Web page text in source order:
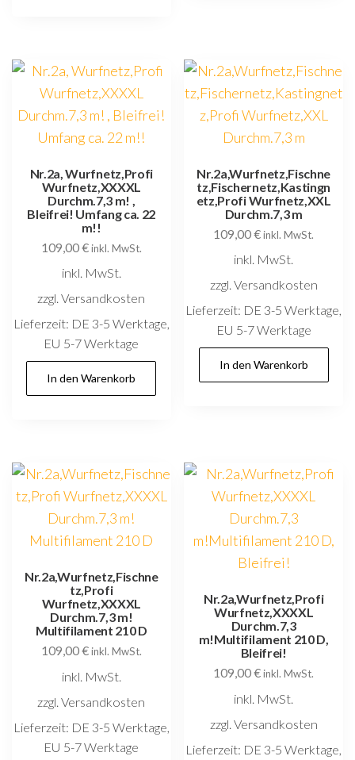
Nr.2a, Wurfnetz,Profi
Wurfnetz,XXXXL
Durchm.7,3 m! ,
Bleifrei! Umfang ca. 22
m!!
109,00€inkl. MwSt.
inkl. MwSt.
zzgl. Versandkosten
Lieferzeit: DE 3-5 Werktage,
EU 5-7 Werktage
In den Warenkorb
Nr.2a,Wurfnetz,Fischne
tz,Fischernetz,Kastingn
etz,Profi Wurfnetz,XXL
Durchm.7,3 m
109,00€inkl. MwSt.
inkl. MwSt.
zzgl. Versandkosten
Lieferzeit: DE 3-5 Werktage,
EU 5-7 Werktage
In den Warenkorb
Nr.2a,Wurfnetz,Fischne
tz,Profi
Wurfnetz,XXXXL
Durchm.7,3 m!
Multifilament 210 D
109,00€inkl. MwSt.
inkl. MwSt.
zzgl. Versandkosten
Lieferzeit: DE 3-5 Werktage,
EU 5-7 Werktage
Nr.2a,Wurfnetz,Profi
Wurfnetz,XXXXL
Durchm.7,3
m!Multifilament 210 D,
Bleifrei!
109,00€inkl. MwSt.
inkl. MwSt.
zzgl. Versandkosten
Lieferzeit: DE 3-5 Werktage,